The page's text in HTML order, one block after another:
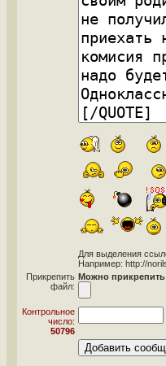
Для выделения
Например: http://
Прикрепить
файл:
Можно
Контрольное
число:
50796